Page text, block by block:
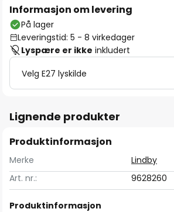
Informasjon om levering
På lager
Leveringstid: 5 - 8 virkedager
Lyspære er ikke inkludert
Velg E27 lyskilde
Lignende produkter
Produktinformasjon
Merke
Lindby
Art. nr.:
9628260
Produktinformasjon